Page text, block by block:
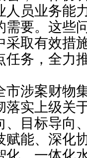
人员业务能
需要。这些
采取有效措
任务，全力
市涉案财物
落实上级关
、目标导向
赋能、深化